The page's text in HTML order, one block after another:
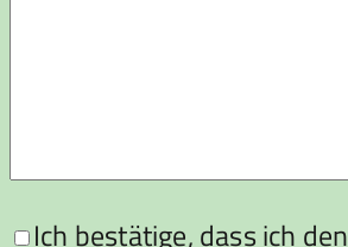
Ich bestätige, dass ich den